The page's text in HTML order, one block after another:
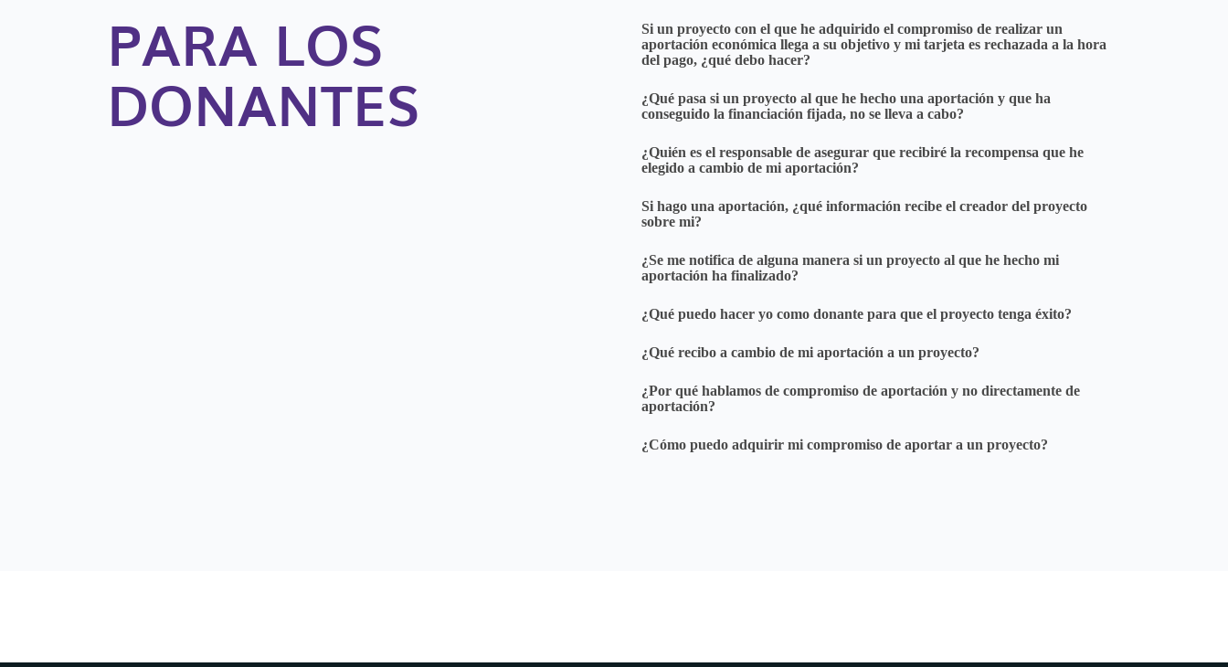
PARA LOS
DONANTES
Si un proyecto con el que he adquirido el compromiso de realizar un
aportación económica llega a su objetivo y mi tarjeta es rechazada a la hora
del pago, ¿qué debo hacer?
¿Qué pasa si un proyecto al que he hecho una aportación y que ha
conseguido la financiación fijada, no se lleva a cabo?
¿Quién es el responsable de asegurar que recibiré la recompensa que he
elegido a cambio de mi aportación?
Si hago una aportación, ¿qué información recibe el creador del proyecto
sobre mi?
¿Se me notifica de alguna manera si un proyecto al que he hecho mi
aportación ha finalizado?
¿Qué puedo hacer yo como donante para que el proyecto tenga éxito?
¿Qué recibo a cambio de mi aportación a un proyecto?
¿Por qué hablamos de compromiso de aportación y no directamente de
aportación?
¿Cómo puedo adquirir mi compromiso de aportar a un proyecto?